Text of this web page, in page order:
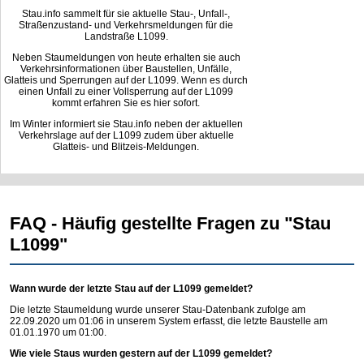
Stau.info sammelt für sie aktuelle Stau-, Unfall-,
Straßenzustand- und Verkehrsmeldungen für die
Landstraße L1099.
Neben Staumeldungen von heute erhalten sie auch
Verkehrsinformationen über Baustellen, Unfälle,
Glatteis und Sperrungen auf der L1099. Wenn es durch
einen Unfall zu einer Vollsperrung auf der L1099
kommt erfahren Sie es hier sofort.
Im Winter informiert sie Stau.info neben der aktuellen
Verkehrslage auf der L1099 zudem über aktuelle
Glatteis- und Blitzeis-Meldungen.
FAQ - Häufig gestellte Fragen zu "Stau
L1099"
Wann wurde der letzte Stau auf der L1099 gemeldet?
Die letzte Staumeldung wurde unserer Stau-Datenbank zufolge am
22.09.2020 um 01:06 in unserem System erfasst, die letzte Baustelle am
01.01.1970 um 01:00.
Wie viele Staus wurden gestern auf der L1099 gemeldet?